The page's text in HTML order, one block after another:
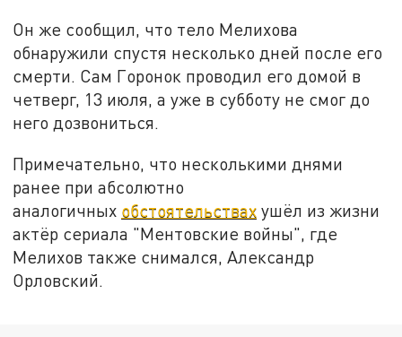
Он же сообщил, что тело Мелихова
обнаружили спустя несколько дней после его
смерти. Сам Горонок проводил его домой в
четверг, 13 июля, а уже в субботу не смог до
него дозвониться.
Примечательно, что несколькими днями
ранее при абсолютно
аналогичных обстоятельствах ушёл из жизни
актёр сериала "Ментовские войны", где
Мелихов также снимался, Александр
Орловский.